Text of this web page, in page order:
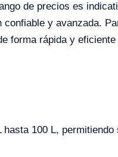
de precios es
y avanzada.
forma rápida y
100 L,